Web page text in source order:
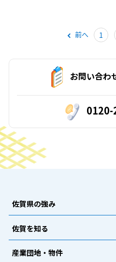
前へ 1
お問い合わ
佐賀県の強み
佐賀を知る
産業団地・物件